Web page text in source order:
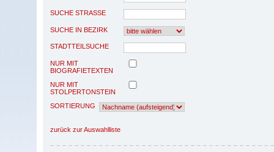
SUCHE STRASSE
SUCHE IN BEZIRK
STADTTEILSUCHE
NUR MIT
BIOGRAFIETEXTEN
NUR MIT
STOLPERTONSTEIN
SORTIERUNG
zurück zur Auswahlliste